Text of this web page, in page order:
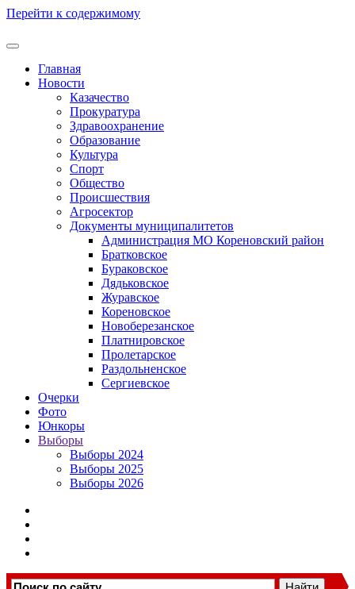
Перейти к содержимому
Главная
Новости
Казачество
Прокуратура
Здравоохранение
Образование
Культура
Спорт
Общество
Происшествия
Агросектор
Документы муниципалитетов
Администрация МО Кореновский район
Братковское
Бураковское
Дядьковское
Журавское
Кореновское
Новоберезанское
Платнировское
Пролетарское
Раздольненское
Сергиевское
Очерки
Фото
Юнкоры
Выборы
Выборы 2024
Выборы 2025
Выборы 2026